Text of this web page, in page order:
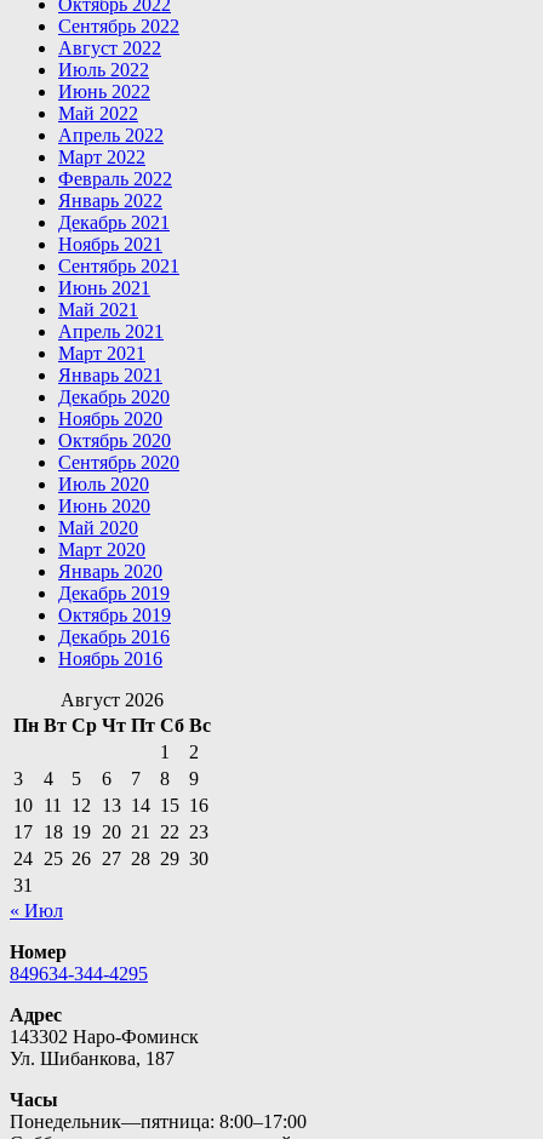
Октябрь 2022
Сентябрь 2022
Август 2022
Июль 2022
Июнь 2022
Май 2022
Апрель 2022
Март 2022
Февраль 2022
Январь 2022
Декабрь 2021
Ноябрь 2021
Сентябрь 2021
Июнь 2021
Май 2021
Апрель 2021
Март 2021
Январь 2021
Декабрь 2020
Ноябрь 2020
Октябрь 2020
Сентябрь 2020
Июль 2020
Июнь 2020
Май 2020
Март 2020
Январь 2020
Декабрь 2019
Октябрь 2019
Декабрь 2016
Ноябрь 2016
Август 2026
Пн Вт Ср Чт Пт Сб Вс
1
2
3
4 5 6 7 8
9
10 11 12 13 14 15 16
17 18 19 20 21 22 23
24 25 26 27 28 29 30
31
« Июл
Номер
849634-344-4295
Адрес
143302 Наро-Фоминск
Ул. Шибанкова, 187
Часы
Понедельник—пятница: 8:00–17:00